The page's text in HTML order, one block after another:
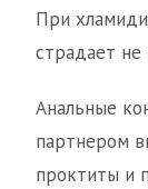
При
страдает не
Анальные
партнером
проктиты и